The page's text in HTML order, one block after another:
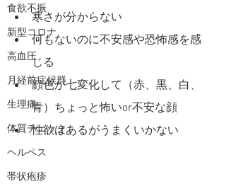
食欲不振
新型コロナ
高血圧
月経前症候群
生理痛
体質チェック
ヘルペス
帯状疱疹
寒さが分からない
何もないのに不安感や恐怖感を感
じる
顔色が七変化して（赤、黒、白、
青）ちょっと怖いor不安な顔
性欲はあるがうまくいかない